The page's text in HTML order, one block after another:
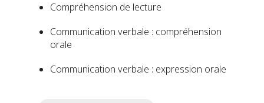
Compréhension de lecture
Communication verbale : compréhension
orale
Communication verbale : expression orale